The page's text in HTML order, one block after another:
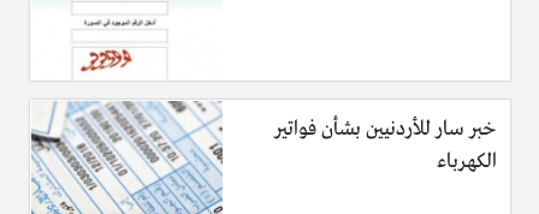
خبر سار للأردنيين بشأن فواتير
الكهرباء